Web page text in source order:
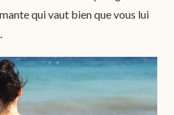
qui vaut bien que vous lui